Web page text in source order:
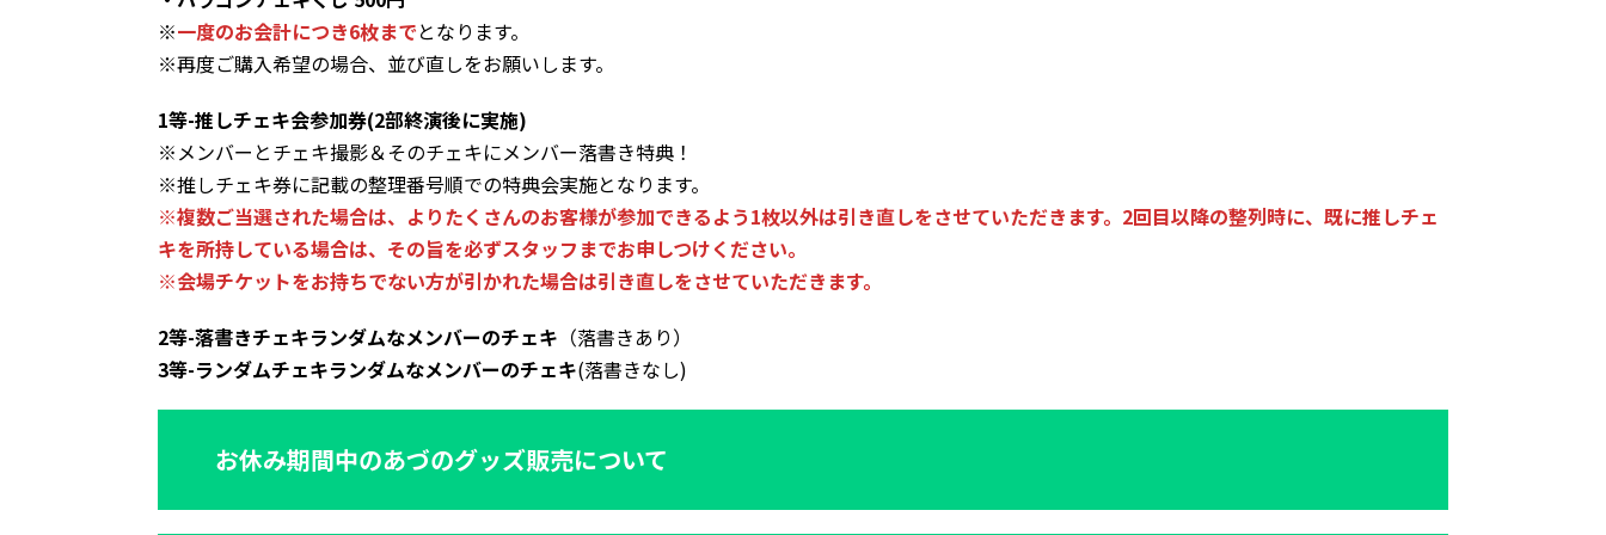
※一度のお会計につき6枚までとなります。
※再度ご購入希望の場合、並び直しをお願いします。
1等-推しチェキ会参加券(2部終演後に実施)
※メンバーとチェキ撮影＆そのチェキにメンバー落書き特典！
※推しチェキ券に記載の整理番号順での特典会実施となります。
※複数ご当選された場合は、よりたくさんのお客様が参加できるよう1枚以外は引き直しをさせていただきます。2回目以降の整列時に、既に推しチェ
キを所持している場合は、その旨を必ずスタッフまでお申しつけください。
※会場チケットをお持ちでない方が引かれた場合は引き直しをさせていただきます。
2等-落書きチェキランダムなメンバーのチェキ （落書きあり）
3等-ランダムチェキランダムなメンバーのチェキ(落書きなし)
お休み期間中のあづのグッズ販売について